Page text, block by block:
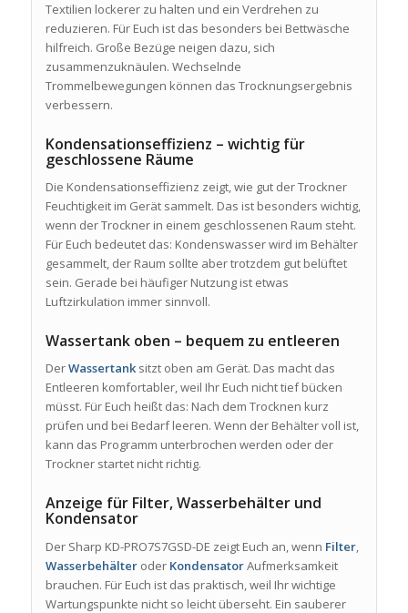
Textilien lockerer zu halten und ein Verdrehen zu
reduzieren. Für Euch ist das besonders bei Bettwäsche
hilfreich. Große Bezüge neigen dazu, sich
zusammenzuknäulen. Wechselnde
Trommelbewegungen können das Trocknungsergebnis
verbessern.
Kondensationseffizienz – wichtig für
geschlossene Räume
Die Kondensationseffizienz zeigt, wie gut der Trockner
Feuchtigkeit im Gerät sammelt. Das ist besonders wichtig,
wenn der Trockner in einem geschlossenen Raum steht.
Für Euch bedeutet das: Kondenswasser wird im Behälter
gesammelt, der Raum sollte aber trotzdem gut belüftet
sein. Gerade bei häufiger Nutzung ist etwas
Luftzirkulation immer sinnvoll.
Wassertank oben – bequem zu entleeren
DerWassertanksitzt oben am Gerät. Das macht das
Entleeren komfortabler, weil Ihr Euch nicht tief bücken
müsst. Für Euch heißt das: Nach dem Trocknen kurz
prüfen und bei Bedarf leeren. Wenn der Behälter voll ist,
kann das Programm unterbrochen werden oder der
Trockner startet nicht richtig.
Anzeige für Filter, Wasserbehälter und
Kondensator
Der Sharp KD-PRO7S7GSD-DE zeigt Euch an, wenn Filter,
Wasserbehälteroder KondensatorAufmerksamkeit
brauchen. Für Euch ist das praktisch, weil Ihr wichtige
Wartungspunkte nicht so leicht überseht. Ein sauberer